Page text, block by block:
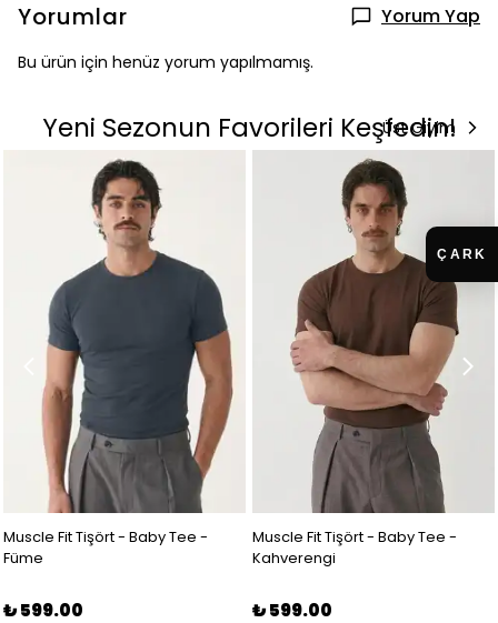
Yorumlar Yorum Yap
Bu ürün için henüz yorum yapılmamış.
Yeni Sezonun Favorileri Keşfedin!
Üst Giyim
Muscle Fit Tişört - Baby Tee -
Füme
₺ 599.00
Muscle Fit Tişört - Baby Tee -
Kahverengi
₺ 599.00